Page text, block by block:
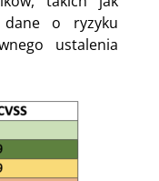
dane o ryzyku
ustalenia